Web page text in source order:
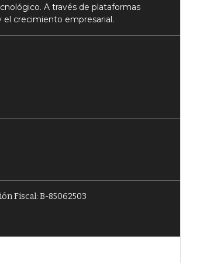
A través de plataformas
el crecimiento empresarial.
Fiscal: B-85062503